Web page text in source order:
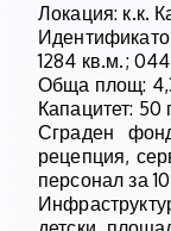
Локация: к.к.
1284 кв.м.;
Обща площ:
Капацитет: 50
Сграден
рецепция,
персонал за